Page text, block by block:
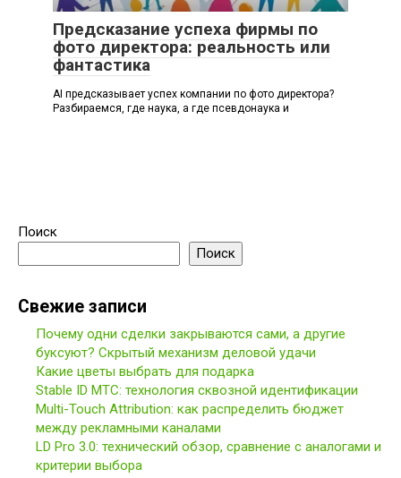
Предсказание успеха фирмы по
фото директора: реальность или
фантастика
AI предсказывает успех компании по фото директора?
Разбираемся, где наука, а где псевдонаука и
Поиск
Поиск
Свежие записи
Почему одни сделки закрываются сами, а другие
буксуют? Скрытый механизм деловой удачи
Какие цветы выбрать для подарка
Stable ID МТС: технология сквозной идентификации
Multi-Touch Attribution: как распределить бюджет
между рекламными каналами
LD Pro 3.0: технический обзор, сравнение с аналогами и
критерии выбора